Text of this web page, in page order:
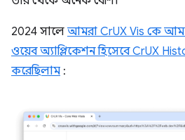
2024 সালে আমরা CrUX Vis কে
ওয়েব অ্যাপ্লিকেশন হিসেবে CrUX
করেছিলাম :